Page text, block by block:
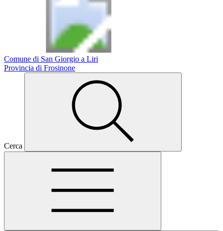
Comune di San Giorgio a Liri
Provincia di Frosinone
Cerca